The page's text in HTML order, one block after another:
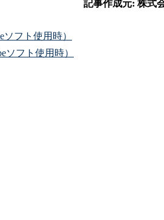
フト使用時）
フト使用時）